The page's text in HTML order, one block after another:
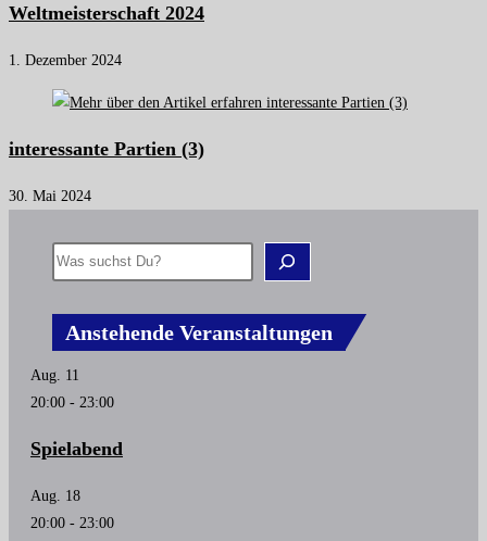
Weltmeisterschaft 2024
1. Dezember 2024
interessante Partien (3)
30. Mai 2024
Anstehende Veranstaltungen
Aug. 11
20:00 - 23:00
Spielabend
Aug. 18
20:00 - 23:00